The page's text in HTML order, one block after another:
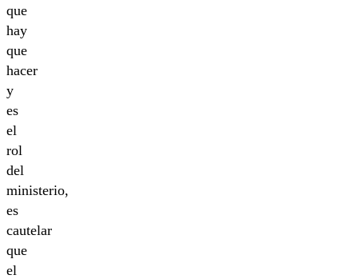
que
hay
que
hacer
y
es
el
rol
del
ministerio,
es
cautelar
que
el